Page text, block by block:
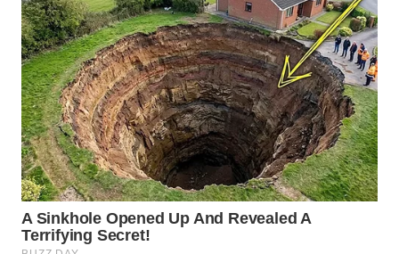
WN
LIKUPANG
WN
LABUANBAJO
WN
BORNEO
Wahana
Media
Group